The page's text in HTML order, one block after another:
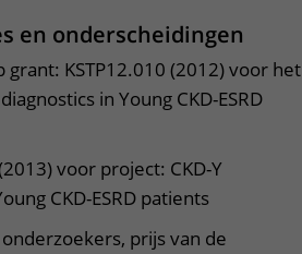
en onderscheidingen
KSTP12.010 (2012) voor het
in Young CKD-ESRD
voor project: CKD-Y
CKD-ESRD patients
prijs van de